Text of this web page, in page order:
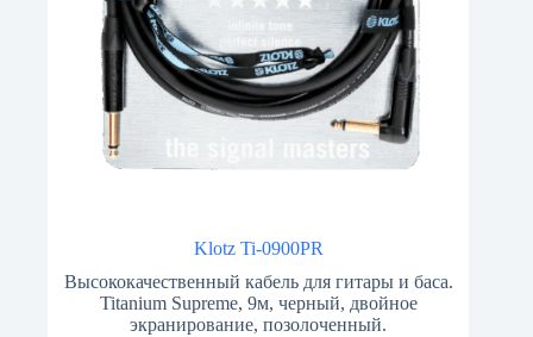
Klotz Ti-0900PR
Высококачественный кабель для гитары и баса.
Titanium Supreme, 9м, черный, двойное
экранирование, позолоченный.